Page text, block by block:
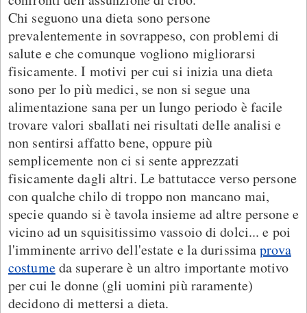
Chi seguono una dieta sono persone
prevalentemente in sovrappeso, con problemi di
salute e che comunque vogliono migliorarsi
fisicamente. I motivi per cui si inizia una dieta
sono per lo più medici, se non si segue una
alimentazione sana per un lungo periodo è facile
trovare valori sballati nei risultati delle analisi e
non sentirsi affatto bene, oppure più
semplicemente non ci si sente apprezzati
fisicamente dagli altri. Le battutacce verso persone
con qualche chilo di troppo non mancano mai,
specie quando si è tavola insieme ad altre persone e
vicino ad un squisitissimo vassoio di dolci... e poi
l'imminente arrivo dell'estate e la durissimaprova
costumeda superare è un altro importante motivo
per cui le donne (gli uomini più raramente)
decidono di mettersi a dieta.